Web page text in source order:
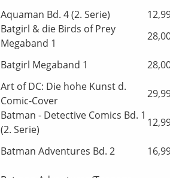
Aquaman Bd. 4 (2. Serie)
Batgirl & die Birds of Prey
Megaband 1
Batgirl Megaband 1
Art of DC: Die hohe Kunst d.
Comic-Cover
Batman - Detective Comics Bd. 1
(2. Serie)
Batman Adventures Bd. 2